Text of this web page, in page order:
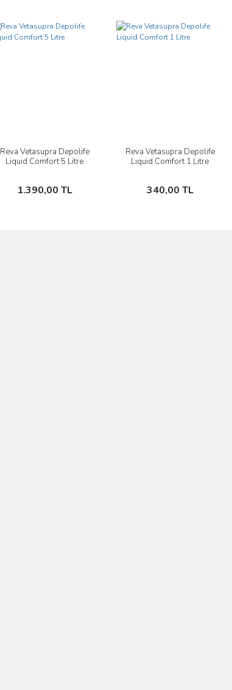
Reva Vetasupra Depolife
Liquid Comfort 5 Litre
1.390,00 TL
İncele
Sepete Ekle
Reva Vetasupra Depolife
Liquid Comfort 1 Litre
340,00 TL
İncele
Sepete Ekle